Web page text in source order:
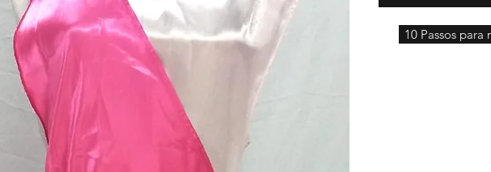
10 Passos para